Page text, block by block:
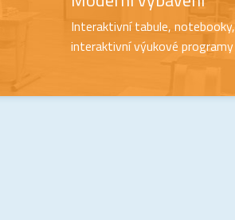
Interaktivní tabule, notebooky,
interaktivní výukové programy